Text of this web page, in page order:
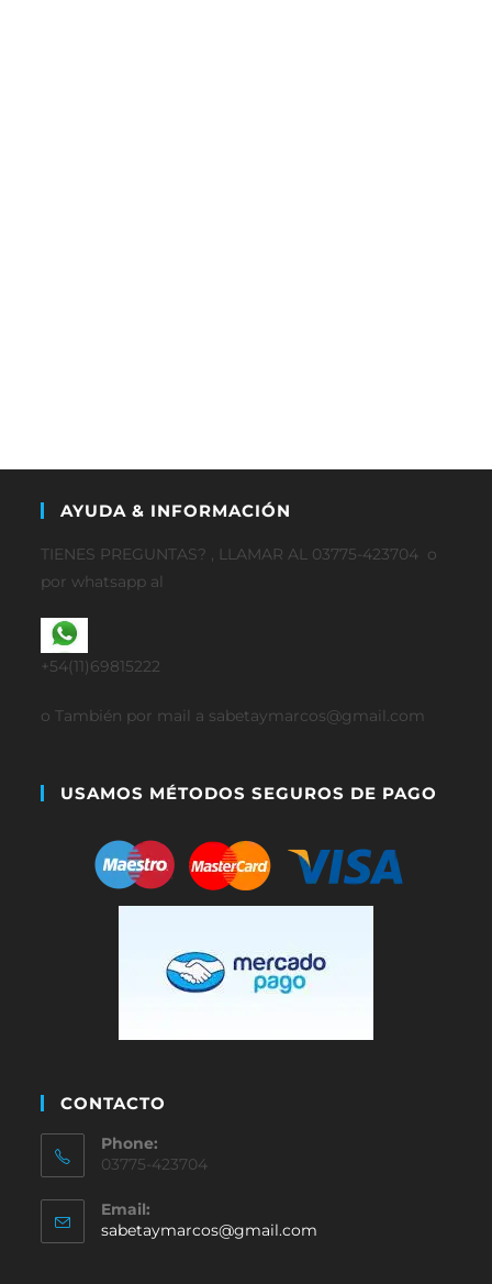
AYUDA & INFORMACIÓN
TIENES PREGUNTAS? , LLAMAR AL 03775-423704 o
por whatsapp al
+54(11)69815222
o También por mail a sabetaymarcos@gmail.com
USAMOS MÉTODOS SEGUROS DE PAGO
CONTACTO
Phone:
03775-423704
Email:
sabetaymarcos@gmail.com